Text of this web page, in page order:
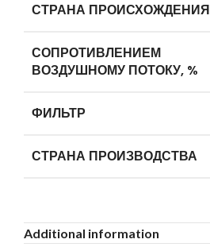
СТРАНА ПРОИСХОЖДЕНИЯ
СОПРОТИВЛЕНИЕМ
ВОЗДУШНОМУ ПОТОКУ, %
ФИЛЬТР
СТРАНА ПРОИЗВОДСТВА
Additional information